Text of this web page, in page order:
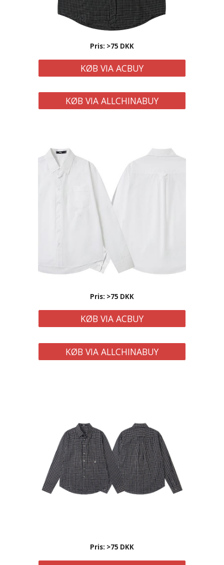
Pris: >75 DKK
KØB VIA ACBUY
KØB VIA ALLCHINABUY
Pris: >75 DKK
KØB VIA ACBUY
KØB VIA ALLCHINABUY
Pris: >75 DKK